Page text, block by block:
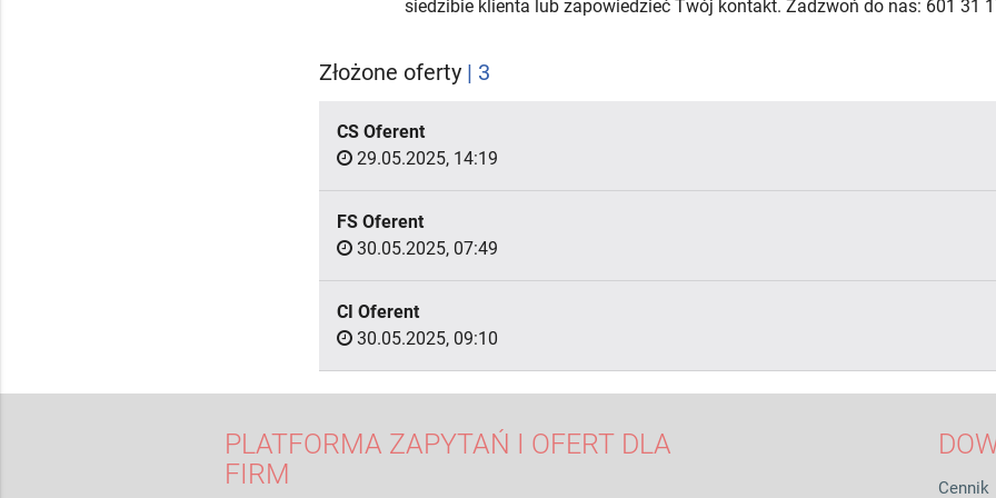
siedzibie klienta lub zapowiedzieć Twój kontakt. Zadzwoń do nas: 601 31
Złożone oferty | 3
CS Oferent
29.05.2025, 14:19
FS Oferent
30.05.2025, 07:49
CI Oferent
30.05.2025, 09:10
PLATFORMA ZAPYTAŃ I OFERT DLA
FIRM
Cennik